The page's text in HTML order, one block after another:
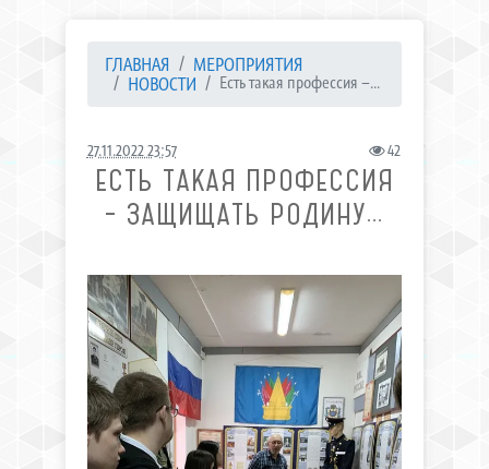
ГЛАВНАЯ
МЕРОПРИЯТИЯ
НОВОСТИ
Есть такая профессия –...
27.11.2022 23:57 42
ЕСТЬ ТАКАЯ ПРОФЕССИЯ
– ЗАЩИЩАТЬ РОДИНУ…